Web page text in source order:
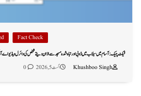
Fact Check
فیکٹ چیک: آسام میں سیلاب میں ڈوبی اور تباہ شدہ مسجد سے اذان دیتے شخص کی وائرل ویڈیو اے
Khushboo Singh
اگست 5, 2026 0